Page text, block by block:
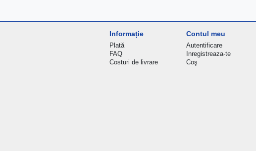
Informație
Plată
FAQ
Costuri de livrare
Contul meu
Autentificare
Inregistreaza-te
Coş